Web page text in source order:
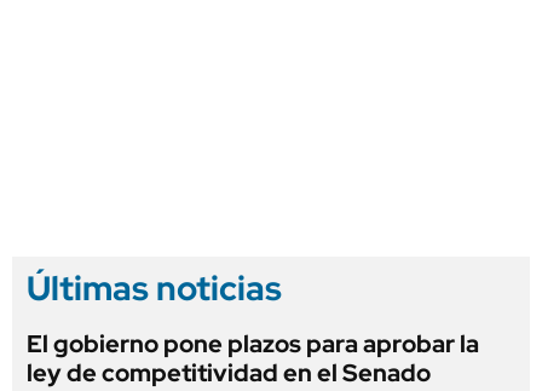
Últimas noticias
El gobierno pone plazos para aprobar la
ley de competitividad en el Senado